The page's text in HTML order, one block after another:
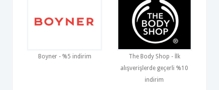
Boyner - %5 indirim
The Body Shop - İlk
alışverişlerde geçerli %10
indirim